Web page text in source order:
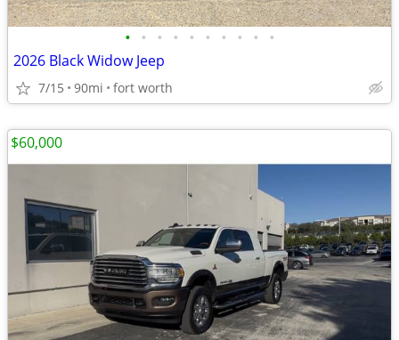
• • • • • • • • • •
2026 Black Widow Jeep
7/15 90mi fort worth
$60,000